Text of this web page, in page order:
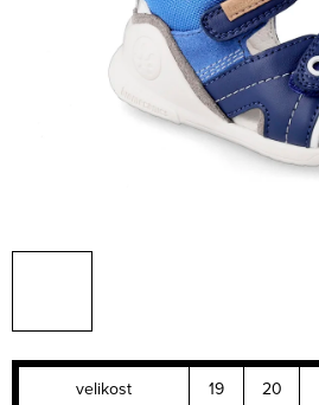
velikost 19 20